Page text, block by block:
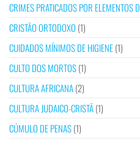
CRIMES PRATICADOS POR ELEMENTOS
CRISTÃO ORTODOXO (1)
CUIDADOS MÍNIMOS DE HIGIENE(1)
CULTO DOS MORTOS(1)
CULTURA AFRICANA(2)
CULTURA JUDAICO-CRISTÃ(1)
CÚMULO DE PENAS(1)